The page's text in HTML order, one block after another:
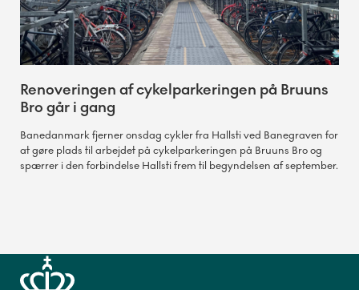
Renoveringen af cykelparkeringen på Bruuns
Bro går i gang
Banedanmark fjerner onsdag cykler fra Hallsti ved Banegraven for
at gøre plads til arbejdet på cykelparkeringen på Bruuns Bro og
spærrer i den forbindelse Hallsti frem til begyndelsen af september.